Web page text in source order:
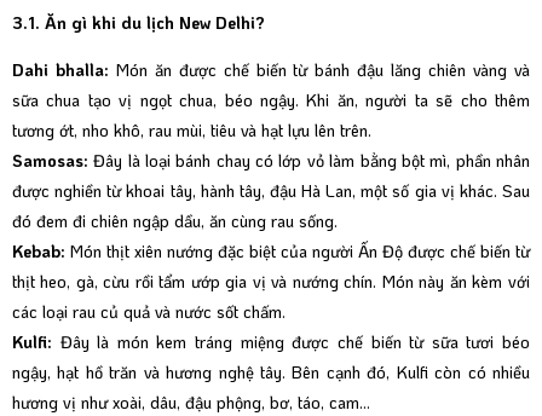
3.1. Ăn gì khi du lịch New Delhi?
Dahi bhalla: Món ăn được chế biến từ bánh đậu lăng chiên vàng và
sữa chua tạo vị ngọt chua, béo ngậy. Khi ăn, người ta sẽ cho thêm
tương ớt, nho khô, rau mùi, tiêu và hạt lựu lên trên.
Samosas: Đây là loại bánh chay có lớp vỏ làm bằng bột mì, phần nhân
được nghiền từ khoai tây, hành tây, đậu Hà Lan, một số gia vị khác. Sau
đó đem đi chiên ngập dầu, ăn cùng rau sống.
Kebab: Món thịt xiên nướng đặc biệt của người Ấn Độ được chế biến từ
thịt heo, gà, cừu rồi tẩm ướp gia vị và nướng chín. Món này ăn kèm với
các loại rau củ quả và nước sốt chấm.
Kulfi: Đây là món kem tráng miệng được chế biến từ sữa tươi béo
ngậy, hạt hồ trăn và hương nghệ tây. Bên cạnh đó, Kulfi còn có nhiều
hương vị như xoài, dâu, đậu phộng, bơ, táo, cam…